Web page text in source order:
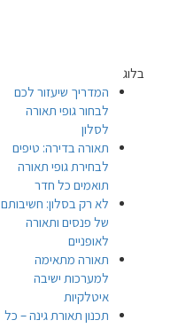
בלוג
המדריך שיעזור לכם
לבחור גופי תאורה
לסלון
תאורה בדירה: טיפים
לבחירת גופי תאורה
תואמים כל חדר
לא רק בסלון: חשיבותם
של פנסים ותאורה
לאופניים
תאורה מתאימה
למערכות ישיבה
איטלקיות
תכנון תאורת גינה – כל